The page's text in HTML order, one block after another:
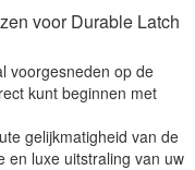
voor Durable Latch
voorgesneden op de
kunt beginnen met
gelijkmatigheid van de
en luxe uitstraling van uw